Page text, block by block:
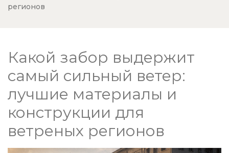
регионов
Какой забор выдержит
самый сильный ветер:
лучшие материалы и
конструкции для
ветреных регионов